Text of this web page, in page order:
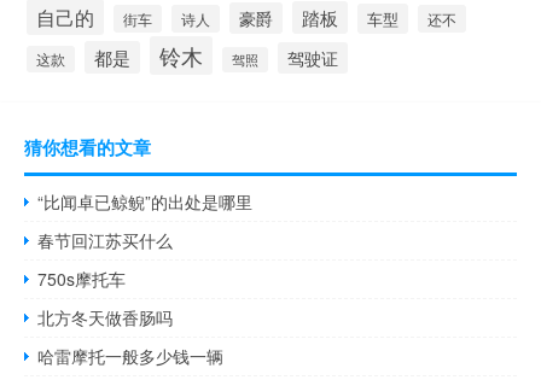
自己的 街车 诗人 豪爵 踏板 车型 还不
这款 都是 铃木 驾照 驾驶证
猜你想看的文章
“比闻卓已鲸鲵”的出处是哪里
春节回江苏买什么
750s摩托车
北方冬天做香肠吗
哈雷摩托一般多少钱一辆